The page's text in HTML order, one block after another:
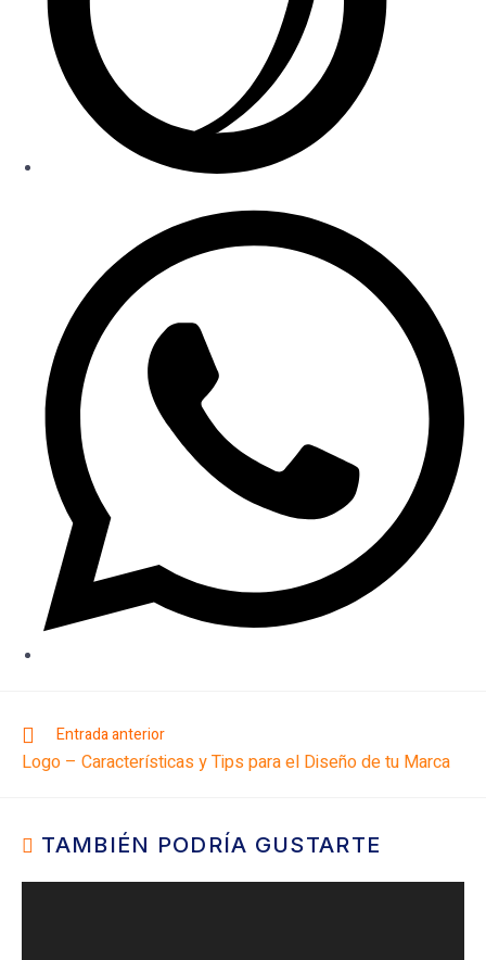
Entrada anterior
Logo – Características y Tips para el Diseño de tu Marca
TAMBIÉN PODRÍA GUSTARTE